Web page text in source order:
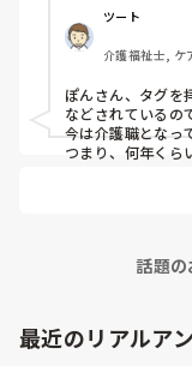
しかしUターン転
流れでカフェで話し
施設見学だけでも
思って決めました。
ツート
介護福祉士, ケ
ぽんさん、タグを
などされているの
今は介護職とな
つまり、何年くら
でも、せっかく
事をしたい」と
て頂きました。
同じ仲間として、
話題
最近のリアルア